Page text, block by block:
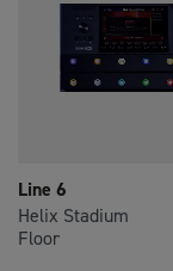
Line 6
Helix Stadium
Floor